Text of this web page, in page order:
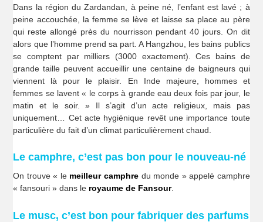
Dans la région du Zardandan, à peine né, l’enfant est lavé ; à
peine accouchée, la femme se lève et laisse sa place au père
qui reste allongé près du nourrisson pendant 40 jours. On dit
alors que l’homme prend sa part. A Hangzhou, les bains publics
se comptent par milliers (3000 exactement). Ces bains de
grande taille peuvent accueillir une centaine de baigneurs qui
viennent là pour le plaisir. En Inde majeure, hommes et
femmes se lavent « le corps à grande eau deux fois par jour, le
matin et le soir. » Il s’agit d’un acte religieux, mais pas
uniquement… Cet acte hygiénique revêt une importance toute
particulière du fait d’un climat particulièrement chaud.
Le camphre, c’est pas bon pour le nouveau-né
On trouve « le meilleur camphre du monde » appelé camphre
« fansouri » dans le royaume de Fansour.
Le musc, c’est bon pour fabriquer des parfums